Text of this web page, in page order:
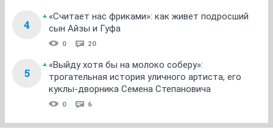
4
«Считает нас фриками»: как живет подросший
сын Айзы и Гуфа
0 20
5
«Выйду хотя бы на молоко соберу»:
трогательная история уличного артиста, его
куклы-дворника Семена Степановича
0 6